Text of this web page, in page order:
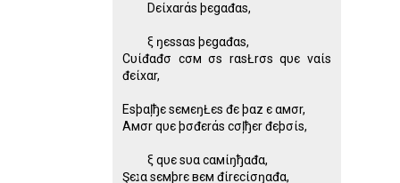
Dєίxαrάѕ þєgαđαѕ,
ξ ŋєѕѕαѕ þєgαđαѕ,
Cυίđαđσ cσм σѕ rαѕŁrσѕ qυє ναίѕ
đєίxαr,
Eѕþαļђє ѕємєŋŁєѕ đє þαz є αмσr,
Aмσr qυє þσđєrάѕ cσļђєr đєþσίѕ,
ξ qυє ѕυα cαмίŋђαđα,
Şєנα ѕємþrє вєм đίrєcίσŋαđα,